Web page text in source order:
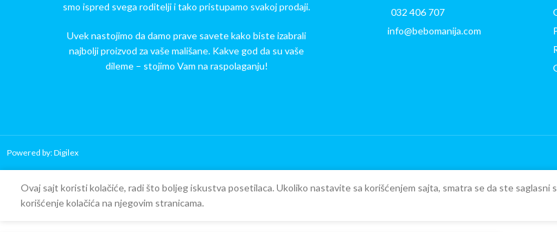
smo ispred svega roditelji i tako pristupamo svakoj prodaji.
Uvek nastojimo da damo prave savete kako biste izabrali
najbolji proizvod za vaše mališane. Kakve god da su vaše
dileme – stojimo Vam na raspolaganju!
032 406 707
info@bebomanija.com
Powered by: Digilex
Ovaj sajt koristi kolačiće, radi što boljeg iskustva posetilaca. Ukoliko nastavite sa korišćenjem sajta, smatra se da ste saglasni
korišćenje kolačića na njegovim stranicama.